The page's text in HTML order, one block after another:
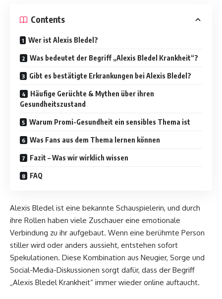
Contents
Wer ist Alexis Bledel?
Was bedeutet der Begriff „Alexis Bledel Krankheit“?
Gibt es bestätigte Erkrankungen bei Alexis Bledel?
Häufige Gerüchte & Mythen über ihren
Gesundheitszustand
Warum Promi-Gesundheit ein sensibles Thema ist
Was Fans aus dem Thema lernen können
Fazit – Was wir wirklich wissen
FAQ
Alexis Bledel ist eine bekannte Schauspielerin, und durch
ihre Rollen haben viele Zuschauer eine emotionale
Verbindung zu ihr aufgebaut. Wenn eine berühmte Person
stiller wird oder anders aussieht, entstehen sofort
Spekulationen. Diese Kombination aus Neugier, Sorge und
Social-Media-Diskussionen sorgt dafür, dass der Begriff
„Alexis Bledel Krankheit“ immer wieder online auftaucht.